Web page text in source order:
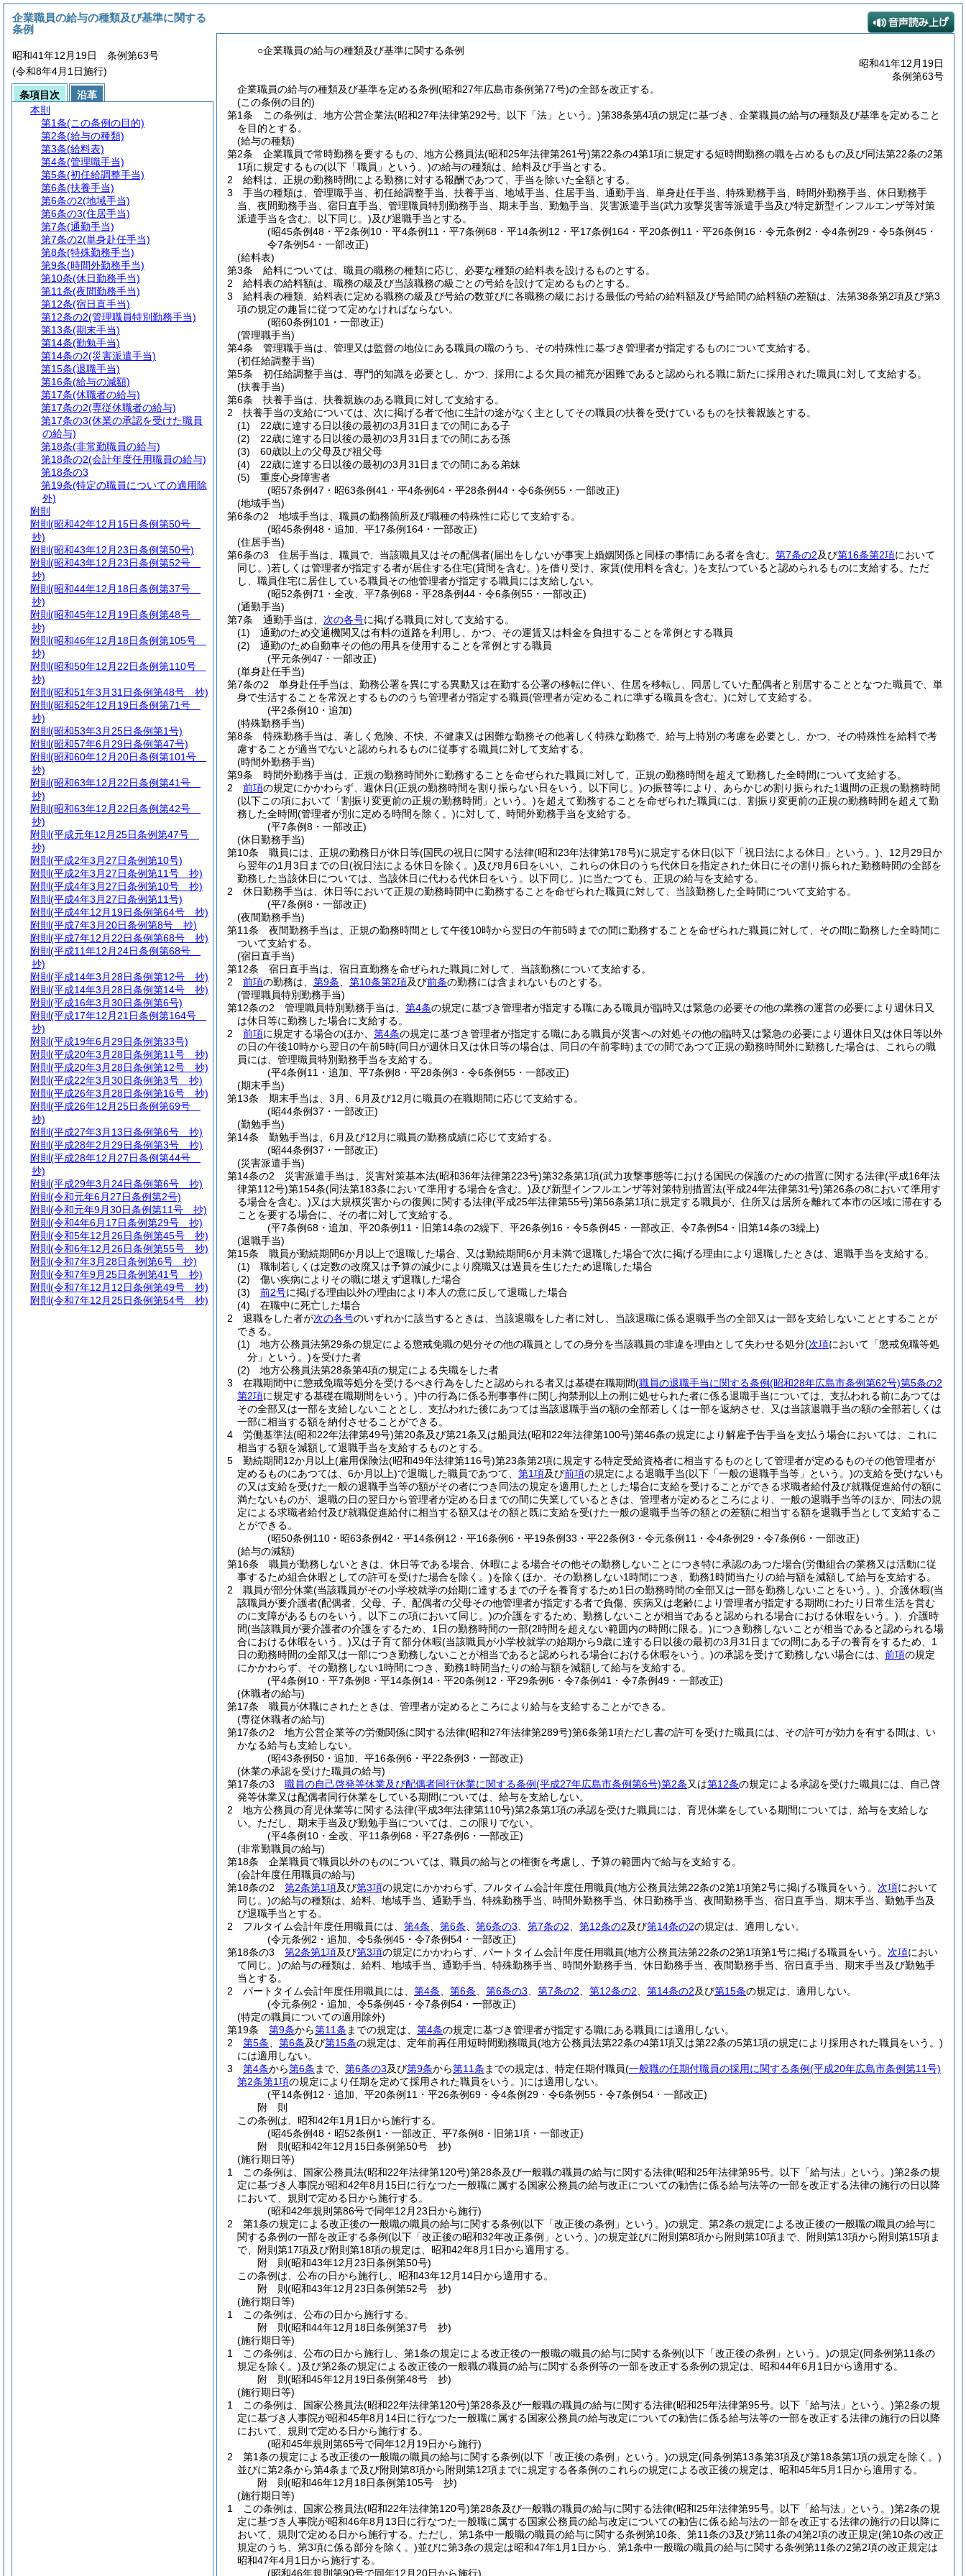
○企業職員の給与の種類及び基準に関する条例
昭和41年12月19日
条例第63号
企業職員の給与の種類及び基準を定める条例(昭和27年広島市条例第77号)の全部を改正する。
(この条例の目的)
第1条
この条例は、地方公営企業法(昭和27年法律第292号。以下「法」という。)第38条第4項の規定に基づき、企業職員の給与の種類及び基準を定めること
を目的とする。
(給与の種類)
第2条
企業職員で常時勤務を要するもの、地方公務員法(昭和25年法律第261号)第22条の4第1項に規定する短時間勤務の職を占めるもの及び同法第22条の2第
1項に規定するもの(以下「職員」という。)の給与の種類は、給料及び手当とする。
2
給料は、正規の勤務時間による勤務に対する報酬であつて、手当を除いた全額とする。
3
手当の種類は、管理職手当、初任給調整手当、扶養手当、地域手当、住居手当、通勤手当、単身赴任手当、特殊勤務手当、時間外勤務手当、休日勤務手
当、夜間勤務手当、宿日直手当、管理職員特別勤務手当、期末手当、勤勉手当、災害派遣手当(武力攻撃災害等派遣手当及び特定新型インフルエンザ等対策
派遣手当を含む。以下同じ。)及び退職手当とする。
(昭45条例48・平2条例10・平4条例11・平7条例68・平14条例12・平17条例164・平20条例11・平26条例16・令元条例2・令4条例29・令5条例45・
令7条例54・一部改正)
(給料表)
第3条
給料については、職員の職務の種類に応じ、必要な種類の給料表を設けるものとする。
2
給料表の給料額は、職務の級及び当該職務の級ごとの号給を設けて定めるものとする。
3
給料表の種類、給料表に定める職務の級及び号給の数並びに各職務の級における最低の号給の給料額及び号給間の給料額の差額は、法第38条第2項及び第3
項の規定の趣旨に従つて定めなければならない。
(昭60条例101・一部改正)
(管理職手当)
第4条
管理職手当は、管理又は監督の地位にある職員の職のうち、その特殊性に基づき管理者が指定するものについて支給する。
(初任給調整手当)
第5条
初任給調整手当は、専門的知識を必要とし、かつ、採用による欠員の補充が困難であると認められる職に新たに採用された職員に対して支給する。
(扶養手当)
第6条
扶養手当は、扶養親族のある職員に対して支給する。
2
扶養手当の支給については、次に掲げる者で他に生計の途がなく主としてその職員の扶養を受けているものを扶養親族とする。
(1)
22歳に達する日以後の最初の3月31日までの間にある子
(2)
22歳に達する日以後の最初の3月31日までの間にある孫
(3)
60歳以上の父母及び祖父母
(4)
22歳に達する日以後の最初の3月31日までの間にある弟妹
(5)
重度心身障害者
(昭57条例47・昭63条例41・平4条例64・平28条例44・令6条例55・一部改正)
(地域手当)
第6条の2
地域手当は、職員の勤務箇所及び職種の特殊性に応じて支給する。
(昭45条例48・追加、平17条例164・一部改正)
(住居手当)
第6条の3
住居手当は、職員で、当該職員又はその配偶者(届出をしないが事実上婚姻関係と同様の事情にある者を含む。 第7条の2及び第16条第2項において
同じ。)若しくは管理者が指定する者が居住する住宅(貸間を含む。)を借り受け、家賃(使用料を含む。)を支払つていると認められるものに支給する。 ただ
し、職員住宅に居住している職員その他管理者が指定する職員には支給しない。
(昭52条例71・全改、平7条例68・平28条例44・令6条例55・一部改正)
(通勤手当)
第7条
通勤手当は、 次の各号に掲げる職員に対して支給する。
(1)
通勤のため交通機関又は有料の道路を利用し、かつ、その運賃又は料金を負担することを常例とする職員
(2)
通勤のため自動車その他の用具を使用することを常例とする職員
(平元条例47・一部改正)
(単身赴任手当)
第7条の2
単身赴任手当は、勤務公署を異にする異動又は在勤する公署の移転に伴い、住居を移転し、同居していた配偶者と別居することとなつた職員で、単
身で生活することを常況とするもののうち管理者が指定する職員(管理者が定めるこれに準ずる職員を含む。)に対して支給する。
(平2条例10・追加)
(特殊勤務手当)
第8条
特殊勤務手当は、著しく危険、不快、不健康又は困難な勤務その他著しく特殊な勤務で、給与上特別の考慮を必要とし、かつ、その特殊性を給料で考
慮することが適当でないと認められるものに従事する職員に対して支給する。
(時間外勤務手当)
第9条
時間外勤務手当は、正規の勤務時間外に勤務することを命ぜられた職員に対して、正規の勤務時間を超えて勤務した全時間について支給する。
2
前項の規定にかかわらず、週休日(正規の勤務時間を割り振らない日をいう。以下同じ。)の振替等により、あらかじめ割り振られた1週間の正規の勤務時間
(以下この項において「割振り変更前の正規の勤務時間」という。)を超えて勤務することを命ぜられた職員には、割振り変更前の正規の勤務時間を超えて勤
務した全時間(管理者が別に定める時間を除く。)に対して、時間外勤務手当を支給する。
(平7条例8・一部改正)
(休日勤務手当)
第10条
職員には、正規の勤務日が休日等(国民の祝日に関する法律(昭和23年法律第178号)に規定する休日(以下「祝日法による休日」という。) 、12月29日か
ら翌年の1月3日までの日(祝日法による休日を除く。)及び8月6日をいい、これらの休日のうち代休日を指定された休日にその割り振られた勤務時間の全部を
勤務した当該休日については、当該休日に代わる代休日をいう。以下同じ。)に当たつても、正規の給与を支給する。
2
休日勤務手当は、休日等において正規の勤務時間中に勤務することを命ぜられた職員に対して、当該勤務した全時間について支給する。
(平7条例8・一部改正)
(夜間勤務手当)
第11条
夜間勤務手当は、正規の勤務時間として午後10時から翌日の午前5時までの間に勤務することを命ぜられた職員に対して、その間に勤務した全時間に
ついて支給する。
(宿日直手当)
第12条
宿日直手当は、宿日直勤務を命ぜられた職員に対して、当該勤務について支給する。
2
前項の勤務は、 第9条 第10条第2項及び前条の勤務には含まれないものとする。
(管理職員特別勤務手当)
第12条の2
管理職員特別勤務手当は、 第4条の規定に基づき管理者が指定する職にある職員が臨時又は緊急の必要その他の業務の運営の必要により週休日又
は休日等に勤務した場合に支給する。
2
前項に規定する場合のほか、 第4条の規定に基づき管理者が指定する職にある職員が災害への対処その他の臨時又は緊急の必要により週休日又は休日等以外
の日の午後10時から翌日の午前5時(同日が週休日又は休日等の場合は、同日の午前零時) までの間であつて正規の勤務時間外に勤務した場合は、これらの職
員には、管理職員特別勤務手当を支給する。
(平4条例11・追加、平7条例8・平28条例3・令6条例55・一部改正)
(期末手当)
第13条
期末手当は、3月、6月及び12月に職員の在職期間に応じて支給する。
(昭44条例37・一部改正)
(勤勉手当)
第14条
勤勉手当は、6月及び12月に職員の勤務成績に応じて支給する。
(昭44条例37・一部改正)
(災害派遣手当)
第14条の2
災害派遣手当は、災害対策基本法(昭和36年法律第223号)第32条第1項(武力攻撃事態等における国民の保護のための措置に関する法律(平成16年法
律第112号)第154条(同法第183条において準用する場合を含む。)及び新型インフルエンザ等対策特別措置法(平成24年法律第31号)第26条の8において準用す
る場合を含む。)又は大規模災害からの復興に関する法律(平成25年法律第55号)第56条第1項に規定する職員が、住所又は居所を離れて本市の区域に滞在する
ことを要する場合に、その者に対して支給する。
(平7条例68・追加、平20条例11・旧第14条の2繰下、平26条例16・令5条例45・一部改正、令7条例54・旧第14条の3繰上)
(退職手当)
第15条
職員が勤続期間6か月以上で退職した場合、又は勤続期間6か月未満で退職した場合で次に掲げる理由により退職したときは、退職手当を支給する。
(1)
職制若しくは定数の改廃又は予算の減少により廃職又は過員を生じたため退職した場合
(2)
傷い疾病によりその職に堪えず退職した場合
(3)
前2号に掲げる理由以外の理由により本人の意に反して退職した場合
(4)
在職中に死亡した場合
2
退職をした者が次の各号のいずれかに該当するときは、当該退職をした者に対し、当該退職に係る退職手当の全部又は一部を支給しないこととすることが
できる。
(1)
地方公務員法第29条の規定による懲戒免職の処分その他の職員としての身分を当該職員の非違を理由として失わせる処分(次項において「懲戒免職等処
分」という。)を受けた者
(2)
地方公務員法第28条第4項の規定による失職をした者
3
在職期間中に懲戒免職等処分を受けるべき行為をしたと認められる者又は基礎在職期間(職員の退職手当に関する条例(昭和28年広島市条例第62号)第5条の2
第2項に規定する基礎在職期間をいう。)中の行為に係る刑事事件に関し拘禁刑以上の刑に処せられた者に係る退職手当については、支払われる前にあつては
その全部又は一部を支給しないこととし、支払われた後にあつては当該退職手当の額の全部若しくは一部を返納させ、又は当該退職手当の額の全部若しくは
一部に相当する額を納付させることができる。
4
労働基準法(昭和22年法律第49号)第20条及び第21条又は船員法(昭和22年法律第100号)第46条の規定により解雇予告手当を支払う場合においては、これに
相当する額を減額して退職手当を支給するものとする。
5
勤続期間12か月以上(雇用保険法(昭和49年法律第116号)第23条第2項に規定する特定受給資格者に相当するものとして管理者が定めるものその他管理者が
定めるものにあつては、6か月以上)で退職した職員であつて、 第1項及び前項の規定による退職手当(以下「一般の退職手当等」という。)の支給を受けないも
の又は支給を受けた一般の退職手当等の額がその者につき同法の規定を適用したとした場合に支給を受けることができる求職者給付及び就職促進給付の額に
満たないものが、退職の日の翌日から管理者が定める日までの間に失業しているときは、管理者が定めるところにより、一般の退職手当等のほか、同法の規
定による求職者給付及び就職促進給付に相当する額又はその額と既に支給を受けた一般の退職手当等の額との差額に相当する額を退職手当として支給するこ
とができる。
(昭50条例110・昭63条例42・平14条例12・平16条例6・平19条例33・平22条例3・令元条例11・令4条例29・令7条例6・一部改正)
(給与の減額)
第16条
職員が勤務しないときは、休日等である場合、休暇による場合その他その勤務しないことにつき特に承認のあつた場合(労働組合の業務又は活動に従
事するため組合休暇としての許可を受けた場合を除く。)を除くほか、その勤務しない1時間につき、勤務1時間当たりの給与額を減額して給与を支給する。
2
職員が部分休業(当該職員がその小学校就学の始期に達するまでの子を養育するため1日の勤務時間の全部又は一部を勤務しないことをいう。) 、介護休暇(当
該職員が要介護者(配偶者、父母、子、配偶者の父母その他管理者が指定する者で負傷、疾病又は老齢により管理者が指定する期間にわたり日常生活を営む
のに支障があるものをいう。以下この項において同じ。)の介護をするため、勤務しないことが相当であると認められる場合における休暇をいう。) 、介護時
間(当該職員が要介護者の介護をするため、1日の勤務時間の一部(2時間を超えない範囲内の時間に限る。)につき勤務しないことが相当であると認められる場
合における休暇をいう。)又は子育て部分休暇(当該職員が小学校就学の始期から9歳に達する日以後の最初の3月31日までの間にある子の養育をするため、1
日の勤務時間の全部又は一部につき勤務しないことが相当であると認められる場合における休暇をいう。)の承認を受けて勤務しない場合には、 前項の規定
にかかわらず、その勤務しない1時間につき、勤務1時間当たりの給与額を減額して給与を支給する。
(平4条例10・平7条例8・平14条例14・平20条例12・平29条例6・令7条例41・令7条例49・一部改正)
(休職者の給与)
第17条
職員が休職にされたときは、管理者が定めるところにより給与を支給することができる。
(専従休職者の給与)
第17条の2
地方公営企業等の労働関係に関する法律(昭和27年法律第289号)第6条第1項ただし書の許可を受けた職員には、その許可が効力を有する間は、い
かなる給与も支給しない。
(昭43条例50・追加、平16条例6・平22条例3・一部改正)
(休業の承認を受けた職員の給与)
第17条の3
職員の自己啓発等休業及び配偶者同行休業に関する条例(平成27年広島市条例第6号)第2条又は第12条の規定による承認を受けた職員には、自己啓
発等休業又は配偶者同行休業をしている期間については、給与を支給しない。
2
地方公務員の育児休業等に関する法律(平成3年法律第110号)第2条第1項の承認を受けた職員には、育児休業をしている期間については、給与を支給しな
い。 ただし、期末手当及び勤勉手当については、この限りでない。
(平4条例10・全改、平11条例68・平27条例6・一部改正)
(非常勤職員の給与)
第18条
企業職員で職員以外のものについては、職員の給与との権衡を考慮し、予算の範囲内で給与を支給する。
(会計年度任用職員の給与)
第18条の2
第2条第1項及び第3項の規定にかかわらず、フルタイム会計年度任用職員(地方公務員法第22条の2第1項第2号に掲げる職員をいう。 次項において
同じ。)の給与の種類は、給料、地域手当、通勤手当、特殊勤務手当、時間外勤務手当、休日勤務手当、夜間勤務手当、宿日直手当、期末手当、勤勉手当及
び退職手当とする。
2
フルタイム会計年度任用職員には、 第4条 第6条 第6条の3 第7条の2 第12条の2及び第14条の2の規定は、適用しない。
(令元条例2・追加、令5条例45・令7条例54・一部改正)
第18条の3
第2条第1項及び第3項の規定にかかわらず、パートタイム会計年度任用職員(地方公務員法第22条の2第1項第1号に掲げる職員をいう。 次項におい
て同じ。)の給与の種類は、給料、地域手当、通勤手当、特殊勤務手当、時間外勤務手当、休日勤務手当、夜間勤務手当、宿日直手当、期末手当及び勤勉手
当とする。
2
パートタイム会計年度任用職員には、 第4条 第6条 第6条の3 第7条の2 第12条の2 第14条の2及び第15条の規定は、適用しない。
(令元条例2・追加、令5条例45・令7条例54・一部改正)
(特定の職員についての適用除外)
第19条
第9条から第11条 までの規定は、 第4条の規定に基づき管理者が指定する職にある職員には適用しない。
2
第5条 第6条及び第15条の規定は、定年前再任用短時間勤務職員(地方公務員法第22条の4第1項又は第22条の5第1項の規定により採用された職員をいう。)
には適用しない。
3
第4条から第6条 まで、 第6条の3及び第9条から第11条 までの規定は、特定任期付職員(一般職の任期付職員の採用に関する条例(平成20年広島市条例第11号)
第2条第1項の規定により任期を定めて採用された職員をいう。)には適用しない。
(平14条例12・追加、平20条例11・平26条例69・令4条例29・令6条例55・令7条例54・一部改正)
附 則
この条例は、昭和42年1月1日から施行する。
(昭45条例48・昭52条例1・一部改正、平7条例8・旧第1項・一部改正)
附 則(昭和42年12月15日条例第50号 抄)
(施行期日等)
1
この条例は、国家公務員法(昭和22年法律第120号)第28条及び一般職の職員の給与に関する法律(昭和25年法律第95号。以下「給与法」という。)第2条の規
定に基づき人事院が昭和42年8月15日に行なつた一般職に属する国家公務員の給与改正についての勧告に係る給与法等の一部を改正する法律の施行の日以降
において、規則で定める日から施行する。
(昭和42年規則第86号で同年12月23日から施行)
2
第1条の規定による改正後の一般職の職員の給与に関する条例(以下「改正後の条例」という。)の規定、第2条の規定による改正後の一般職の職員の給与に
関する条例の一部を改正する条例(以下「改正後の昭和32年改正条例」という。)の規定並びに附則第8項から附則第10項まで、附則第13項から附則第15項ま
で、附則第17項及び附則第18項の規定は、昭和42年8月1日から適用する。
附 則(昭和43年12月23日条例第50号)
この条例は、公布の日から施行し、昭和43年12月14日から適用する。
附 則(昭和43年12月23日条例第52号 抄)
(施行期日等)
1
この条例は、公布の日から施行する。
附 則(昭和44年12月18日条例第37号 抄)
(施行期日等)
1
この条例は、公布の日から施行し、第1条の規定による改正後の一般職の職員の給与に関する条例(以下「改正後の条例」という。)の規定(同条例第11条の
規定を除く。)及び第2条の規定による改正後の一般職の職員の給与に関する条例等の一部を改正する条例の規定は、昭和44年6月1日から適用する。
附 則(昭和45年12月19日条例第48号 抄)
(施行期日等)
1
この条例は、国家公務員法(昭和22年法律第120号)第28条及び一般職の職員の給与に関する法律(昭和25年法律第95号。以下「給与法」という。)第2条の規
定に基づき人事院が昭和45年8月14日に行なつた一般職に属する国家公務員の給与改定についての勧告に係る給与法等の一部を改正する法律の施行の日以降
において、規則で定める日から施行する。
(昭和45年規則第65号で同年12月19日から施行)
2
第1条の規定による改正後の一般職の職員の給与に関する条例(以下「改正後の条例」という。)の規定(同条例第13条第3項及び第18条第1項の規定を除く。)
並びに第2条から第4条まで及び附則第8項から附則第12項までに規定する各条例のこれらの規定による改正後の規定は、昭和45年5月1日から適用する。
附 則(昭和46年12月18日条例第105号 抄)
(施行期日等)
1
この条例は、国家公務員法(昭和22年法律第120号)第28条及び一般職の職員の給与に関する法律(昭和25年法律第95号。以下「給与法」という。)第2条の規
定に基づき人事院が昭和46年8月13日に行なつた一般職に属する国家公務員の給与改定についての勧告に係る給与法の一部を改正する法律の施行の日以降に
おいて、規則で定める日から施行する。 ただし、第1条中一般職の職員の給与に関する条例第10条、第11条の3及び第11条の4第2項の改正規定(第10条の改正
規定のうち、第3項に係る部分を除く。)並びに第3条の規定は昭和47年1月1日から、第1条中一般職の職員の給与に関する条例第11条の2第2項の改正規定は
昭和47年4月1日から施行する。
(昭和46年規則第90号で同年12月20日から施行)
企業職員の給与の種類及び基準に関する
条例
昭和41年12月19日 条例第63号
(令和8年4月1日施行)
条項目次
沿革
本則
第1条(この条例の目的)
第2条(給与の種類)
第3条(給料表)
第4条(管理職手当)
第5条(初任給調整手当)
第6条(扶養手当)
第6条の2(地域手当)
第6条の3(住居手当)
第7条(通勤手当)
第7条の2(単身赴任手当)
第8条(特殊勤務手当)
第9条(時間外勤務手当)
第10条(休日勤務手当)
第11条(夜間勤務手当)
第12条(宿日直手当)
第12条の2(管理職員特別勤務手当)
第13条(期末手当)
第14条(勤勉手当)
第14条の2(災害派遣手当)
第15条(退職手当)
第16条(給与の減額)
第17条(休職者の給与)
第17条の2(専従休職者の給与)
第17条の3(休業の承認を受けた職員
の給与)
第18条(非常勤職員の給与)
第18条の2(会計年度任用職員の給与)
第18条の3
第19条(特定の職員についての適用除
外)
附則
附則 (昭和42年12月15日条例第50号
抄)
附則 (昭和43年12月23日条例第50号)
附則 (昭和43年12月23日条例第52号
抄)
附則 (昭和44年12月18日条例第37号
抄)
附則 (昭和45年12月19日条例第48号
抄)
附則 (昭和46年12月18日条例第105号
抄)
附則 (昭和50年12月22日条例第110号
抄)
附則 (昭和51年3月31日条例第48号 抄)
附則 (昭和52年12月19日条例第71号
抄)
附則 (昭和53年3月25日条例第1号)
附則 (昭和57年6月29日条例第47号)
附則 (昭和60年12月20日条例第101号
抄)
附則 (昭和63年12月22日条例第41号
抄)
附則 (昭和63年12月22日条例第42号
抄)
附則 (平成元年12月25日条例第47号
抄)
附則 (平成2年3月27日条例第10号)
附則 (平成2年3月27日条例第11号 抄)
附則 (平成4年3月27日条例第10号 抄)
附則 (平成4年3月27日条例第11号)
附則 (平成4年12月19日条例第64号 抄)
附則 (平成7年3月20日条例第8号 抄)
附則 (平成7年12月22日条例第68号 抄)
附則 (平成11年12月24日条例第68号
抄)
附則 (平成14年3月28日条例第12号 抄)
附則 (平成14年3月28日条例第14号 抄)
附則 (平成16年3月30日条例第6号)
附則 (平成17年12月21日条例第164号
抄)
附則 (平成19年6月29日条例第33号)
附則 (平成20年3月28日条例第11号 抄)
附則 (平成20年3月28日条例第12号 抄)
附則 (平成22年3月30日条例第3号 抄)
附則 (平成26年3月28日条例第16号 抄)
附則 (平成26年12月25日条例第69号
抄)
附則 (平成27年3月13日条例第6号 抄)
附則 (平成28年2月29日条例第3号 抄)
附則 (平成28年12月27日条例第44号
抄)
附則 (平成29年3月24日条例第6号 抄)
附則 (令和元年6月27日条例第2号)
附則 (令和元年9月30日条例第11号 抄)
附則 (令和4年6月17日条例第29号 抄)
附則 (令和5年12月26日条例第45号 抄)
附則 (令和6年12月26日条例第55号 抄)
附則 (令和7年3月28日条例第6号 抄)
附則 (令和7年9月25日条例第41号 抄)
附則 (令和7年12月12日条例第49号 抄)
附則 (令和7年12月25日条例第54号 抄)